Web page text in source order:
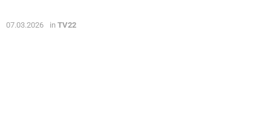
07.03.2026 in TV22